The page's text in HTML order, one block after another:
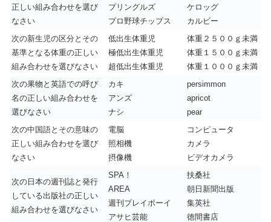
正しい組み合わせを選び
なさい
プリングルズ
プロ野球チップス
ケロッグ
カルビー
次の新生児の区分とその
基準となる体重の正しい
組み合わせを選びなさい
低出生体重児
極低出生体重児
超低出生体重児
体重２５００ｇ未満
体重１５００ｇ未満
体重１０００ｇ未満
次の果物と英語での呼び
名の正しい組み合わせを
選びなさい
カキ
アンズ
ナシ
persimmon
apricot
pear
次の中国語とその意味の
正しい組み合わせを選び
なさい
電脳
照相機
摂像機
コンピュータ
カメラ
ビデオカメラ
次の日本の週刊誌と発行
している出版社の正しい
組み合わせを選びなさい
SPA！
AREA
週刊プレイボーイ
アサヒ芸能
扶桑社
朝日新聞出版
集英社
徳間書店